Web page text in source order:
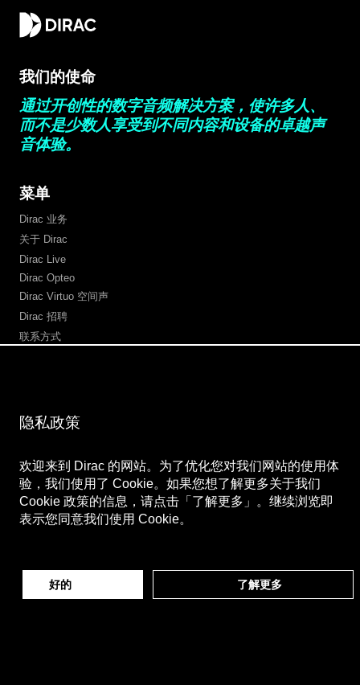
隐私政策
欢迎来到 Dirac 的网站。为了优化您对我们网站的使用体
验，我们使用了 Cookie。如果您想了解更多关于我们
Cookie 政策的信息，请点击「了解更多」。继续浏览即
表示您同意我们使用 Cookie。
了解更多
我们的使命
通过开创性的数字音频解决方案，使许多人、
而不是少数人享受到不同内容和设备的卓越声
音体验。
菜单
Dirac 业务
关于 Dirac
Dirac Live
Dirac Opteo
Dirac Virtuo 空间声
Dirac 招聘
联系方式
深入了解
隐私政策
使用条款
支付信息
Bilibili